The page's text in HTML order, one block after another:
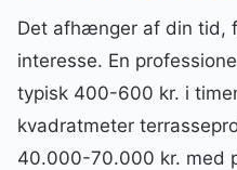
Det afhænger af din tid,
interesse. En
typisk 400-600 kr. i
kvadratmeter
40.000-70.000 kr. med